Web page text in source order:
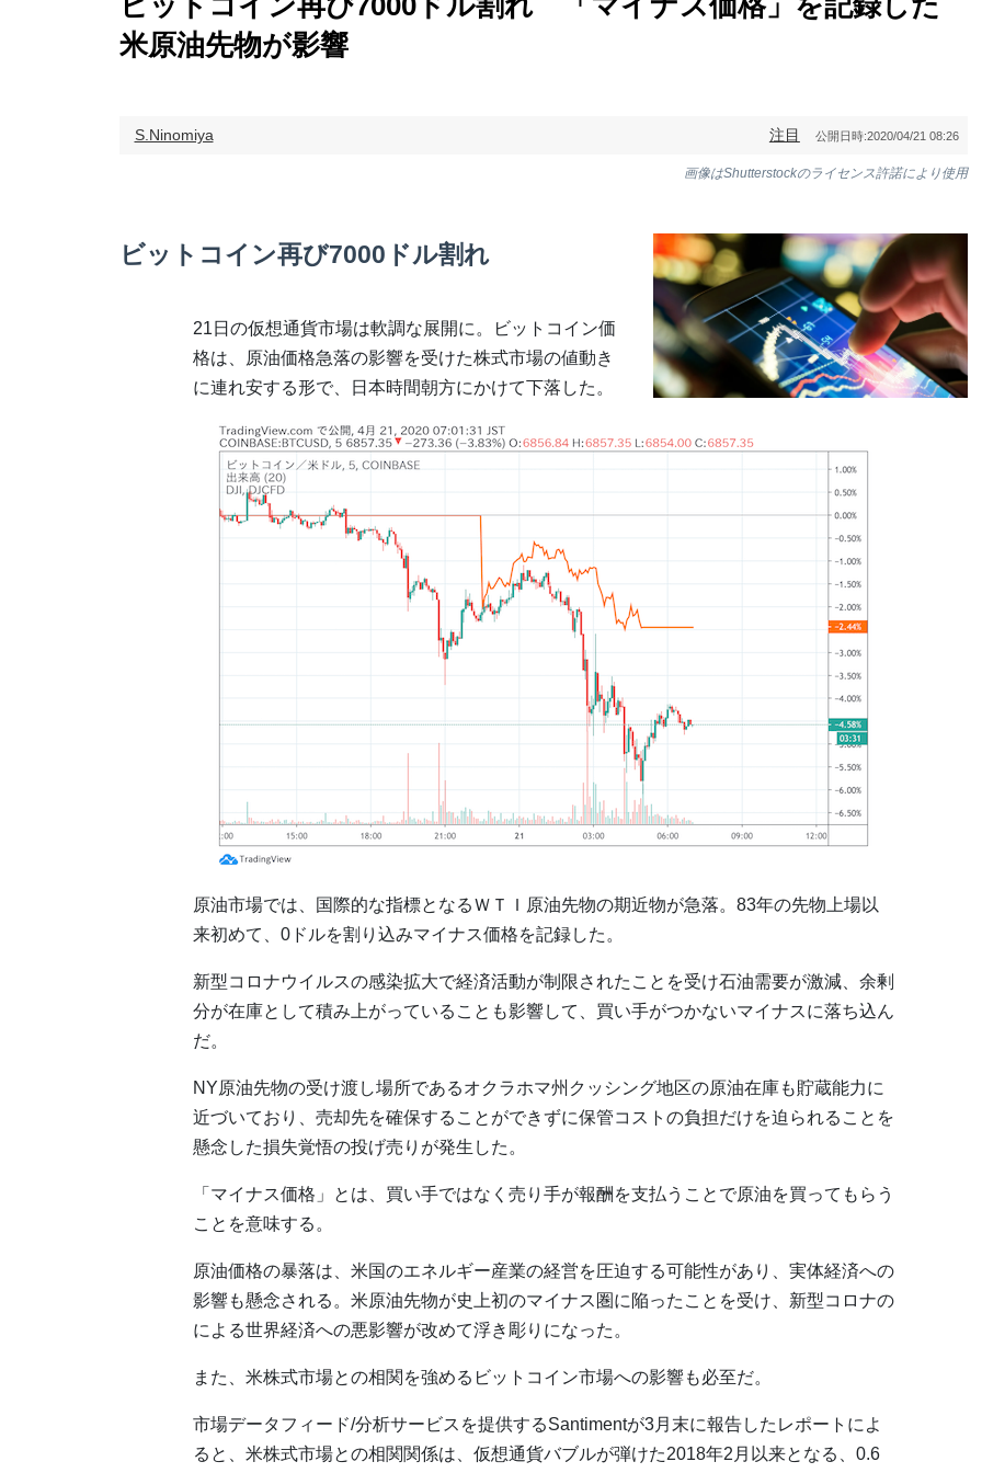
米原油先物が影響
S.Ninomiya 注目 公開日時:2020/04/21 08:26
画像はShutterstockのライセンス許諾により使用
ビットコイン再び7000ドル割れ
21日の仮想通貨市場は軟調な展開に。ビットコイン価
格は、原油価格急落の影響を受けた株式市場の値動き
に連れ安する形で、日本時間朝方にかけて下落した。
原油市場では、国際的な指標となるＷＴＩ原油先物の期近物が急落。83年の先物上場以
来初めて、0ドルを割り込みマイナス価格を記録した。
新型コロナウイルスの感染拡大で経済活動が制限されたことを受け石油需要が激減、余剰
分が在庫として積み上がっていることも影響して、買い手がつかないマイナスに落ち込ん
だ。
NY原油先物の受け渡し場所であるオクラホマ州クッシング地区の原油在庫も貯蔵能力に
近づいており、売却先を確保することができずに保管コストの負担だけを迫られることを
懸念した損失覚悟の投げ売りが発生した。
「マイナス価格」とは、買い手ではなく売り手が報酬を支払うことで原油を買ってもらう
ことを意味する。
原油価格の暴落は、米国のエネルギー産業の経営を圧迫する可能性があり、実体経済への
影響も懸念される。米原油先物が史上初のマイナス圏に陥ったことを受け、新型コロナの
による世界経済への悪影響が改めて浮き彫りになった。
また、米株式市場との相関を強めるビットコイン市場への影響も必至だ。
市場データフィード/分析サービスを提供するSantimentが3月末に報告したレポートによ
ると、米株式市場との相関関係は、仮想通貨バブルが弾けた2018年2月以来となる、0.6